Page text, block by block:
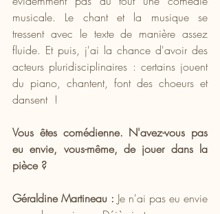
musicale. Le chant et la musique se
tressent avec le texte de manière assez
fluide. Et puis, j'ai la chance d'avoir des
acteurs pluridisciplinaires : certains jouent
du piano, chantent, font des choeurs et
dansent  !
Vous êtes comédienne. N'avez-vous pas
eu envie, vous-même, de jouer dans la
pièce ?
Géraldine Martineau : Je n'ai pas eu envie